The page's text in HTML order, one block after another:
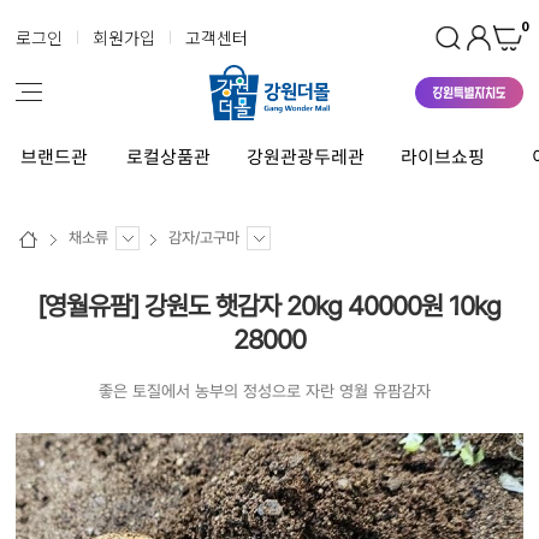
로그인 회원가입 고객센터 0
브랜드관 로컬상품관 강원관광두레관 라이브쇼핑
채소류 감자/고구마
[영월유팜] 강원도 햇감자 20kg 40000원 10kg
28000
좋은 토질에서 농부의 정성으로 자란 영월 유팜감자